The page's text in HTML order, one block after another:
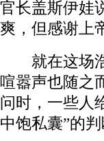
官长盖斯伊娃
爽，但感谢上
就在这场浩
喧嚣声也随之
问时，一些人
中饱私囊”的